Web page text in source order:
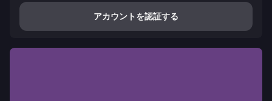
アカウントを認証する